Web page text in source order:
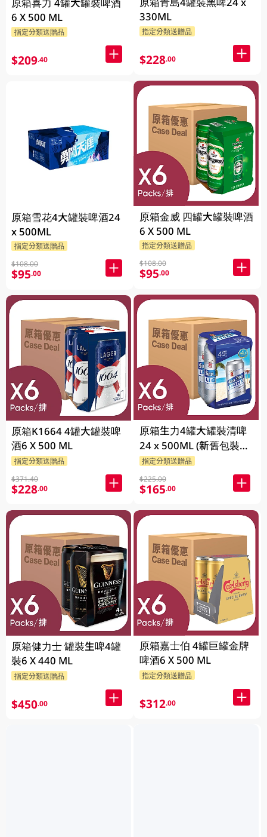
原箱喜力 4罐大罐裝啤酒
6 X 500 ML
指定分類送贈品
$209.40
原箱雪花4大罐裝啤酒24
x 500ML
指定分類送贈品
$108.00
$95.00
原箱K1664 4罐大罐裝啤
酒6 X 500 ML
指定分類送贈品
$371.40
$228.00
原箱健力士 罐裝生啤4罐
裝6 X 440 ML
指定分類送贈品
$450.00
330ML
指定分類送贈品
$228.00
原箱金威 四罐大罐裝啤酒
6 X 500 ML
指定分類送贈品
$108.00
$95.00
原箱生力4罐大罐裝清啤
24 x 500ML (新舊包裝隨
機發貨)
指定分類送贈品
$225.00
$165.00
原箱嘉士伯 4罐巨罐金牌
啤酒6 X 500 ML
指定分類送贈品
$312.00